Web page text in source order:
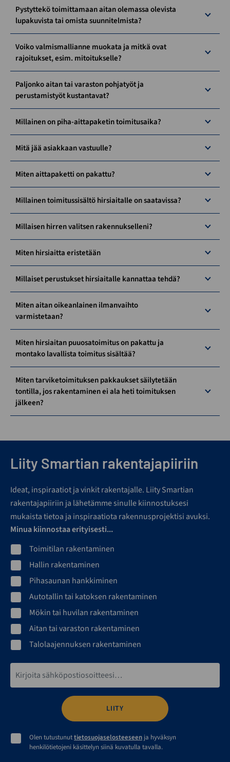
Pystyttekö toimittamaan aitan olemassa olevista
lupakuvista tai omista suunnitelmista?
Voiko valmismallianne muokata ja mitkä ovat
rajoitukset, esim. mitoitukselle?
Paljonko aitan tai varaston pohjatyöt ja
perustamistyöt kustantavat?
Millainen on piha-aittapaketin toimitusaika?
Mitä jää asiakkaan vastuulle?
Miten aittapaketti on pakattu?
Millainen toimitussisältö hirsiaitalle on saatavissa?
Millaisen hirren valitsen rakennukselleni?
Miten hirsiaitta eristetään
Millaiset perustukset hirsiaitalle kannattaa tehdä?
Miten aitan oikeanlainen ilmanvaihto
varmistetaan?
Miten hirsiaitan puuosatoimitus on pakattu ja
montako lavallista toimitus sisältää?
Miten tarviketoimituksen pakkaukset säilytetään
tontilla, jos rakentaminen ei ala heti toimituksen
jälkeen?
Liity Smartian rakentajapiiriin
Ideat, inspiraatiot ja vinkit rakentajalle. Liity Smartian
rakentajapiiriin ja lähetämme sinulle kiinnostuksesi
mukaista tietoa ja inspiraatiota rakennusprojektisi avuksi.
Minua kiinnostaa erityisesti...
Toimitilan rakentaminen
Hallin rakentaminen
Pihasaunan hankkiminen
Autotallin tai katoksen rakentaminen
Mökin tai huvilan rakentaminen
Aitan tai varaston rakentaminen
Talolaajennuksen rakentaminen
Olen tutustunuttietosuojaselosteeseen ja hyväksyn
henkilötietojeni käsittelyn siinä kuvatulla tavalla.